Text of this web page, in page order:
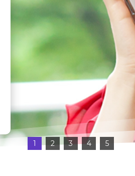
1 2 3 4 5